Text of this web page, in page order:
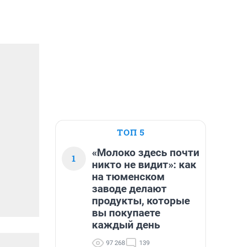
ТОП 5
1
«Молоко здесь почти
никто не видит»: как
на тюменском
заводе делают
продукты, которые
вы покупаете
каждый день
97 268 139